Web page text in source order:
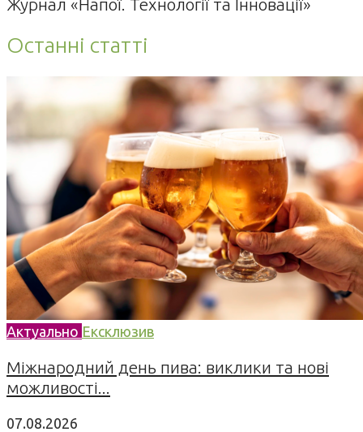
Журнал «Напої. Технології та Інновації»
Останні статті
Актуально Ексклюзив
Міжнародний день пива: виклики та нові
можливості...
07.08.2026